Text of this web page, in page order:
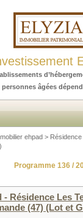
personnes âgées
ehpad >
Programme 136 /
- Résidence Les
(47) (Lot et